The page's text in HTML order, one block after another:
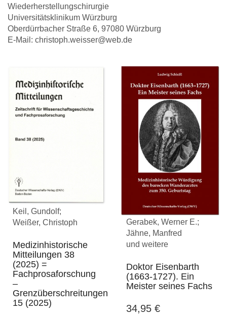
Wiederherstellungschirurgie
Universitätsklinikum Würzburg
Oberdürrbacher Straße 6, 97080 Würzburg
E-Mail: christoph.weisser@web.de
Keil, Gundolf;
Weißer, Christoph
Medizinhistorische
Mitteilungen 38
(2025) =
Fachprosaforschung
–
Grenzüberschreitungen
15 (2025)
Gerabek, Werner E.;
Jähne, Manfred
und weitere
Doktor Eisenbarth
(1663-1727). Ein
Meister seines Fachs
34,95 €